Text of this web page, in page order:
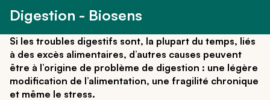
Digestion - Biosens
Si les troubles digestifs sont, la plupart du temps, liés
à des excès alimentaires, d’autres causes peuvent
être à l’origine de problème de digestion : une légère
modification de l’alimentation, une fragilité chronique
et même le stress.